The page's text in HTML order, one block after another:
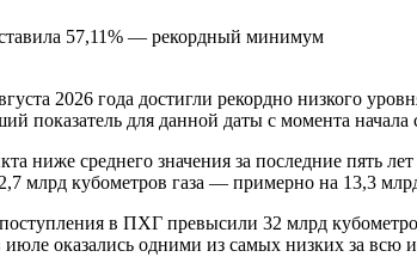
57,11% — рекордный минимум
2026 года достигли рекордно низкого
показатель для данной даты с момента
ниже среднего значения за последние пять
млрд кубометров газа — примерно на 13,3
в ПХГ превысили 32 млрд
оказались одними из самых низких за всю